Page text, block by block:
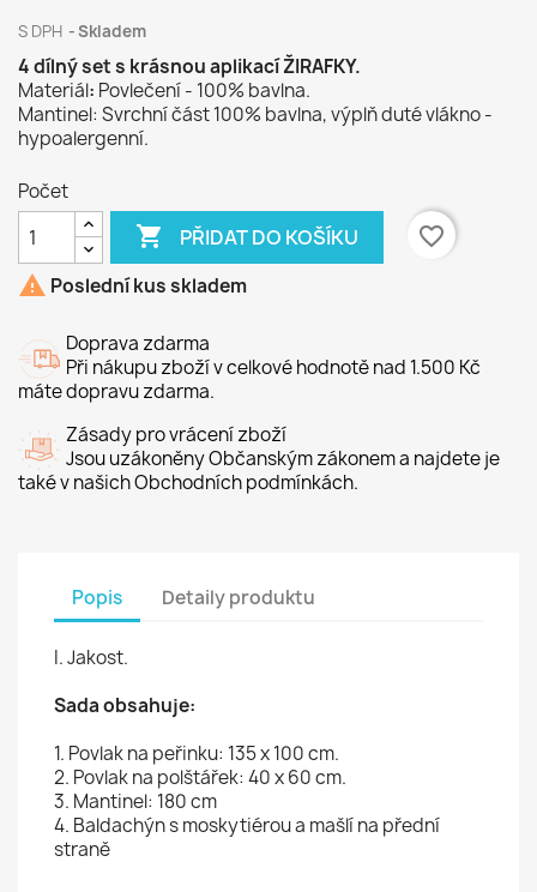
S DPH Skladem
4 dílný set s krásnou aplikací ŽIRAFKY.
Materiál: Povlečení - 100% bavlna.
Mantinel: Svrchní část 100% bavlna, výplň duté vlákno -
hypoalergenní.
Počet
 PŘIDAT DO KOŠÍKU
favorite_border
 Poslední kus skladem
Doprava zdarma
Při nákupu zboží v celkové hodnotě nad 1.500 Kč
máte dopravu zdarma.
Zásady pro vrácení zboží
Jsou uzákoněny Občanským zákonem a najdete je
také v našich Obchodních podmínkách.
Popis Detaily produktu
I. Jakost.
Sada obsahuje:
1. Povlak na peřinku: 135 x 100 cm.
2. Povlak na polštářek: 40 x 60 cm.
3. Mantinel: 180 cm
4. Baldachýn s moskytiérou a mašlí na přední
straně